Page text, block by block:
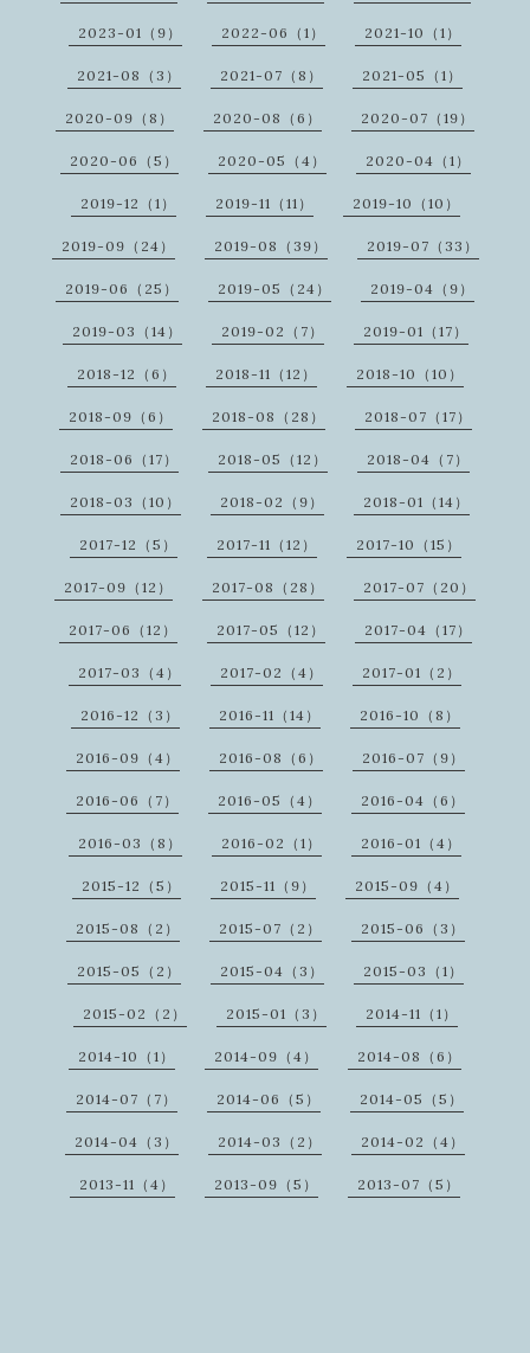
2023-01（9） 2022-06（1） 2021-10（1）
2021-08（3） 2021-07（8） 2021-05（1）
2020-09（8） 2020-08（6） 2020-07（19）
2020-06（5） 2020-05（4） 2020-04（1）
2019-12（1） 2019-11（11） 2019-10（10）
2019-09（24） 2019-08（39） 2019-07（33）
2019-06（25） 2019-05（24） 2019-04（9）
2019-03（14） 2019-02（7） 2019-01（17）
2018-12（6） 2018-11（12） 2018-10（10）
2018-09（6） 2018-08（28） 2018-07（17）
2018-06（17） 2018-05（12） 2018-04（7）
2018-03（10） 2018-02（9） 2018-01（14）
2017-12（5） 2017-11（12） 2017-10（15）
2017-09（12） 2017-08（28） 2017-07（20）
2017-06（12） 2017-05（12） 2017-04（17）
2017-03（4） 2017-02（4） 2017-01（2）
2016-12（3） 2016-11（14） 2016-10（8）
2016-09（4） 2016-08（6） 2016-07（9）
2016-06（7） 2016-05（4） 2016-04（6）
2016-03（8） 2016-02（1） 2016-01（4）
2015-12（5） 2015-11（9） 2015-09（4）
2015-08（2） 2015-07（2） 2015-06（3）
2015-05（2） 2015-04（3） 2015-03（1）
2015-02（2） 2015-01（3） 2014-11（1）
2014-10（1） 2014-09（4） 2014-08（6）
2014-07（7） 2014-06（5） 2014-05（5）
2014-04（3） 2014-03（2） 2014-02（4）
2013-11（4） 2013-09（5） 2013-07（5）